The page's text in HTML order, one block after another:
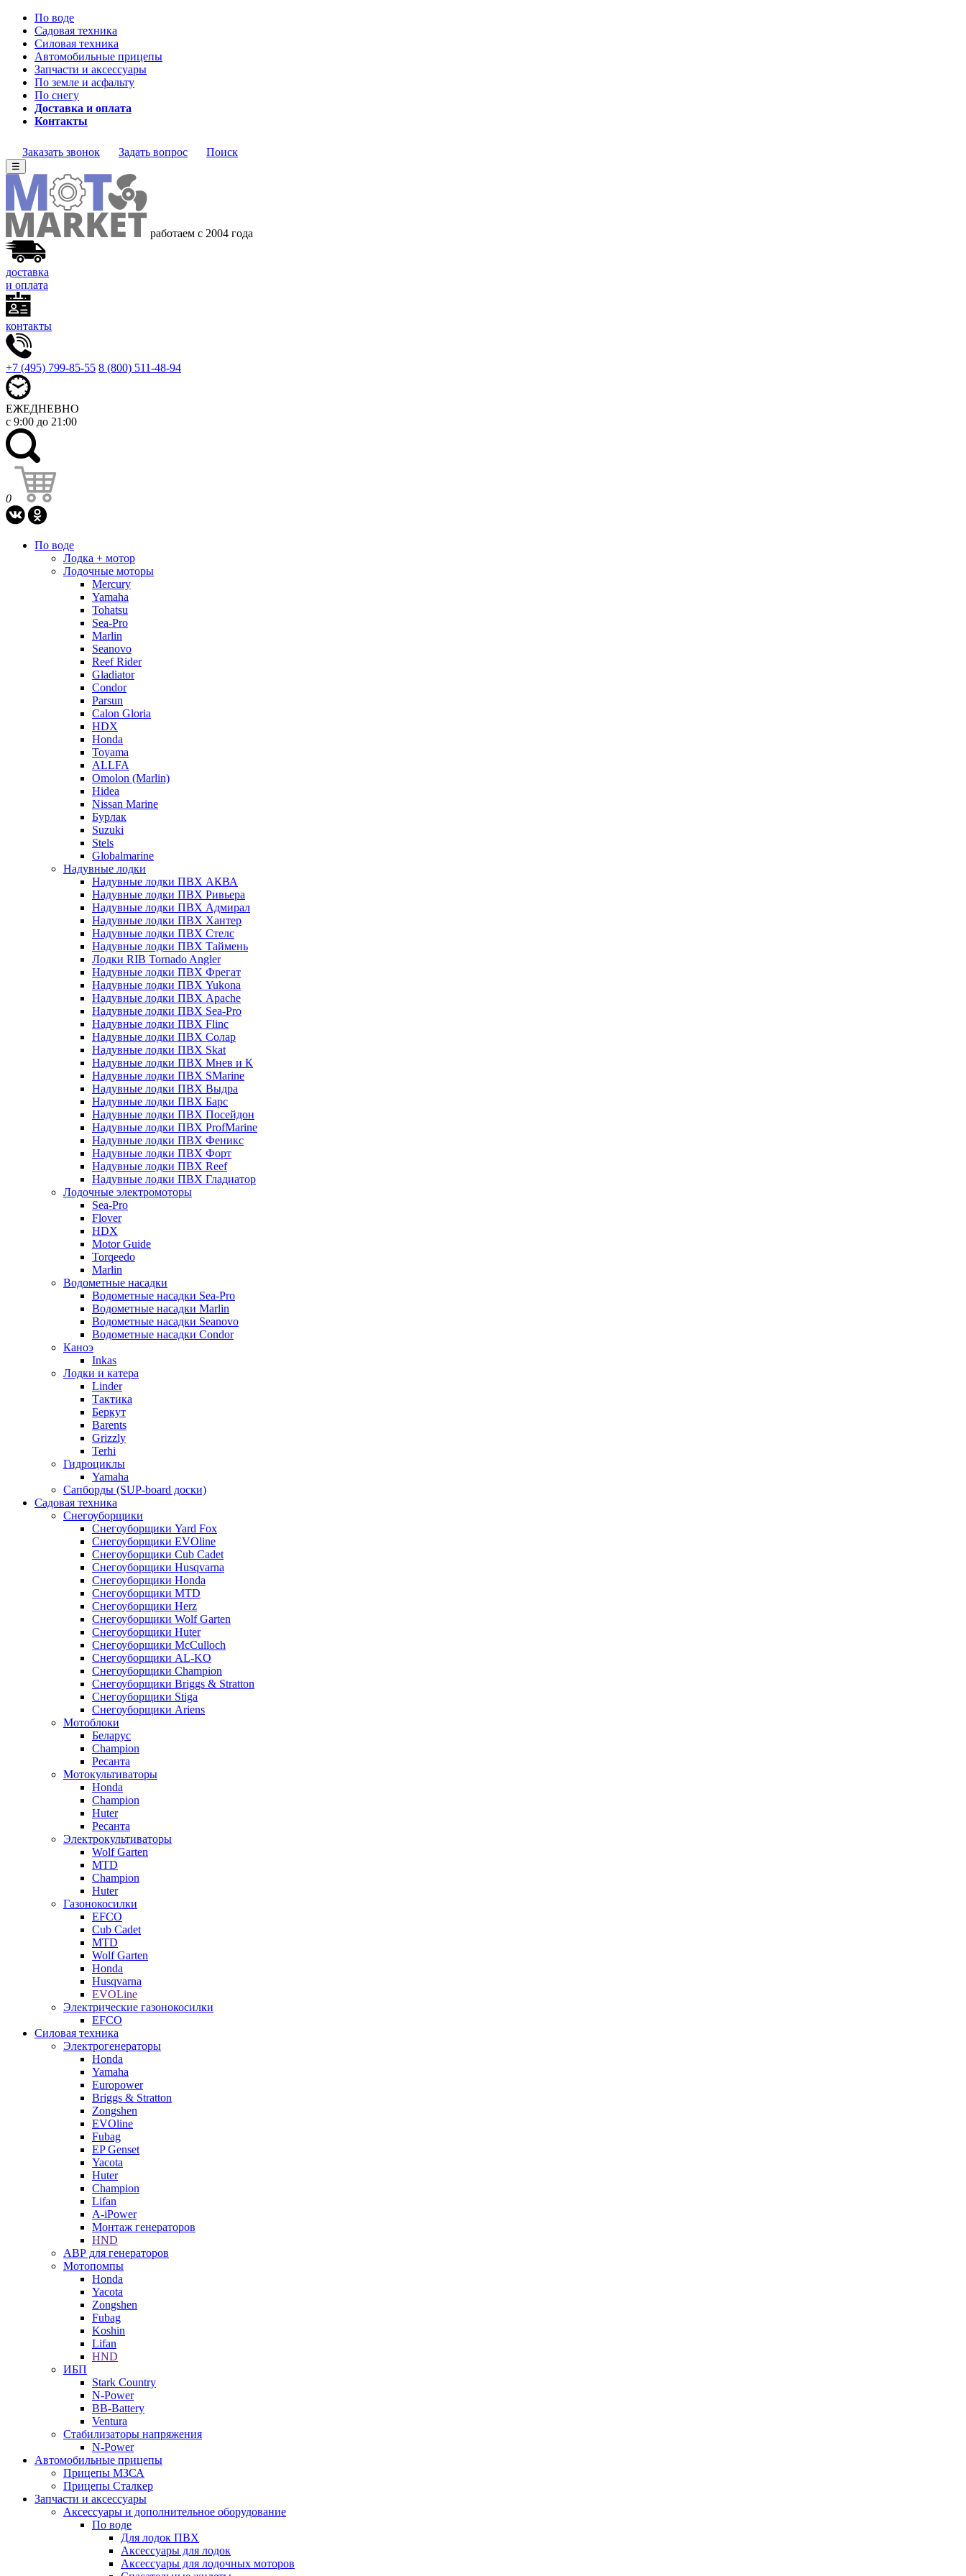
По воде
Садовая техника
Силовая техника
Автомобильные прицепы
Запчасти и аксессуары
По земле и асфальту
По снегу
Доставка и оплата
Контакты
Заказать звонок Задать вопрос Поиск
☰
работаем с 2004 года
доставка
и оплата
контакты
+7 (495) 799-85-55 8 (800) 511-48-94
ЕЖЕДНЕВНО
с 9:00 до 21:00
0
По воде
Лодка + мотор
Лодочные моторы
Mercury
Yamaha
Tohatsu
Sea-Pro
Marlin
Seanovo
Reef Rider
Gladiator
Condor
Parsun
Calon Gloria
HDX
Honda
Toyama
ALLFA
Omolon (Marlin)
Hidea
Nissan Marine
Бурлак
Suzuki
Stels
Globalmarine
Надувные лодки
Надувные лодки ПВХ АКВА
Надувные лодки ПВХ Ривьера
Надувные лодки ПВХ Адмирал
Надувные лодки ПВХ Хантер
Надувные лодки ПВХ Стелс
Надувные лодки ПВХ Таймень
Лодки RIB Tornado Angler
Надувные лодки ПВХ Фрегат
Надувные лодки ПВХ Yukona
Надувные лодки ПВХ Apache
Надувные лодки ПВХ Sea-Pro
Надувные лодки ПВХ Flinc
Надувные лодки ПВХ Солар
Надувные лодки ПВХ Skat
Надувные лодки ПВХ Мнев и К
Надувные лодки ПВХ SMarine
Надувные лодки ПВХ Выдра
Надувные лодки ПВХ Барс
Надувные лодки ПВХ Посейдон
Надувные лодки ПВХ ProfMarine
Надувные лодки ПВХ Феникс
Надувные лодки ПВХ Форт
Надувные лодки ПВХ Reef
Надувные лодки ПВХ Гладиатор
Лодочные электромоторы
Sea-Pro
Flover
HDX
Motor Guide
Torqeedo
Marlin
Водометные насадки
Водометные насадки Sea-Pro
Водометные насадки Marlin
Водометные насадки Seanovo
Водометные насадки Condor
Каноэ
Inkas
Лодки и катера
Linder
Тактика
Беркут
Barents
Grizzly
Terhi
Гидроциклы
Yamaha
Сапборды (SUP-board доски)
Садовая техника
Снегоуборщики
Снегоуборщики Yard Fox
Снегоуборщики EVOline
Снегоуборщики Cub Cadet
Снегоуборщики Husqvarna
Снегоуборщики Honda
Снегоуборщики MTD
Снегоуборщики Herz
Снегоуборщики Wolf Garten
Снегоуборщики Huter
Снегоуборщики McCulloch
Снегоуборщики AL-KO
Снегоуборщики Champion
Снегоуборщики Briggs & Stratton
Снегоуборщики Stiga
Снегоуборщики Ariens
Мотоблоки
Беларус
Champion
Ресанта
Мотокультиваторы
Honda
Champion
Huter
Ресанта
Электрокультиваторы
Wolf Garten
MTD
Champion
Huter
Газонокосилки
EFCO
Cub Cadet
MTD
Wolf Garten
Honda
Husqvarna
EVOLine
Электрические газонокосилки
EFCO
Силовая техника
Электрогенераторы
Honda
Yamaha
Europower
Briggs & Stratton
Zongshen
EVOline
Fubag
EP Genset
Yacota
Huter
Champion
Lifan
A-iPower
Монтаж генераторов
HND
АВР для генераторов
Мотопомпы
Honda
Yacota
Zongshen
Fubag
Koshin
Lifan
HND
ИБП
Stark Country
N-Power
BB-Battery
Ventura
Стабилизаторы напряжения
N-Power
Автомобильные прицепы
Прицепы МЗСА
Прицепы Сталкер
Запчасти и аксессуары
Аксессуары и дополнительное оборудование
По воде
Для лодок ПВХ
Аксессуары для лодок
Аксессуары для лодочных моторов